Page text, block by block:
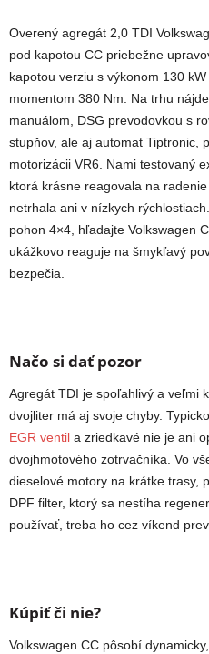
Overený agregát 2,0 TDI
pod kapotou CC priebežne
kapotou verziu s výkonom 130
momentom 380 Nm. Na trhu
manuálom, DSG prevodovkou s
stupňov, ale aj automat Tiptronic,
motorizácii VR6. Nami testovaný
ktorá krásne reagovala na
netrhala ani v nízkych
pohon 4×4, hľadajte Volkswagen
ukážkovo reaguje na šmykľavý
bezpečia.
Načo si dať pozor
Agregát TDI je spoľahlivý a veľmi
dvojliter má aj svoje chyby.
EGR ventil a zriedkavé nie je ani
dvojhmotového zotrvačníka. Vo
dieselové motory na krátke trasy,
DPF filter, ktorý sa nestíha
používať, treba ho cez víkend
Kúpiť či nie?
Volkswagen CC pôsobí